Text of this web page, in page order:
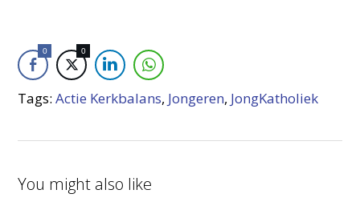
0 0
Tags:Actie Kerkbalans, Jongeren, JongKatholiek
You might also like